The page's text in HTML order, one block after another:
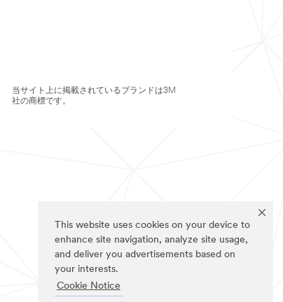
This website uses cookies on your device to
enhance site navigation, analyze site usage,
and deliver you advertisements based on
your interests.
Cookie Notice
当サイト上に掲載されているブランドは3M
社の商標です。